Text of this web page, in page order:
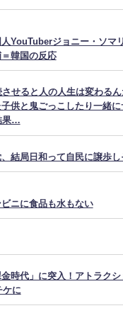
人YouTuberジョニー・ソマ
韓国の反応
せると人の人生は変わる
供と鬼ごっこしたり一緒
果…
、結局日和って自民に譲歩し
ニに食品も水もない
時代」に突入！アトラクシ
ケに